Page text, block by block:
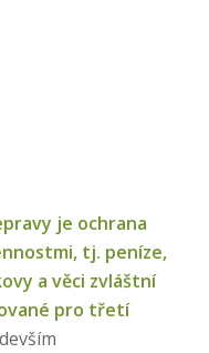
je ochrana
tj. peníze,
a věci zvláštní
pro třetí